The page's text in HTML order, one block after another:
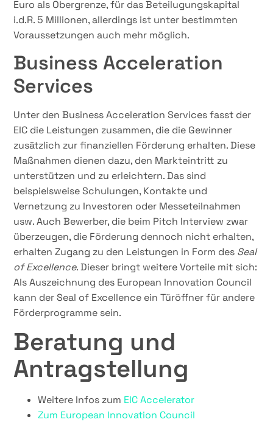
Euro als Obergrenze, für das Beteilugungskapital
i.d.R. 5 Millionen, allerdings ist unter bestimmten
Voraussetzungen auch mehr möglich.
Business Acceleration
Services
Unter den Business Acceleration Services fasst der
EIC die Leistungen zusammen, die die Gewinner
zusätzlich zur finanziellen Förderung erhalten. Diese
Maßnahmen dienen dazu, den Markteintritt zu
unterstützen und zu erleichtern. Das sind
beispielsweise Schulungen, Kontakte und
Vernetzung zu Investoren oder Messeteilnahmen
usw. Auch Bewerber, die beim Pitch Interview zwar
überzeugen, die Förderung dennoch nicht erhalten,
erhalten Zugang zu den Leistungen in Form des Seal
of Excellence. Dieser bringt weitere Vorteile mit sich:
Als Auszeichnung des European Innovation Council
kann der Seal of Excellence ein Türöffner für andere
Förderprogramme sein.
Beratung und
Antragstellung
Weitere Infos zum EIC Accelerator
Zum European Innovation Council